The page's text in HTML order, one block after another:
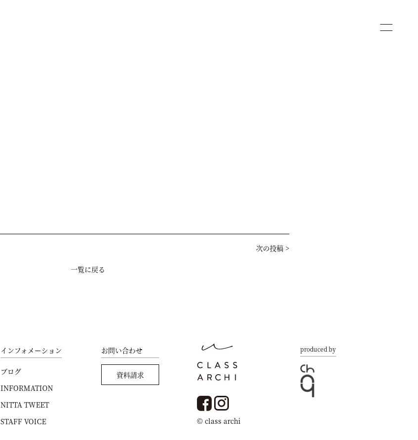
次の投稿 >
一覧に戻る
インフォメーション
ブログ
INFORMATION
NITTA TWEET
STAFF VOICE
お問い合わせ
資料請求
© class archi
produced by